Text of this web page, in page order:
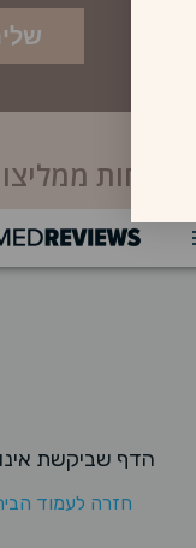
לקוחות